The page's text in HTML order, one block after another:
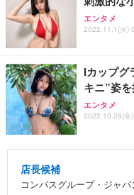
エンタメ
2022.11.1(火)
Iカップ
キニ”姿
エンタメ
2022.10.28(金
店長候補
コンパスグループ・ジャ